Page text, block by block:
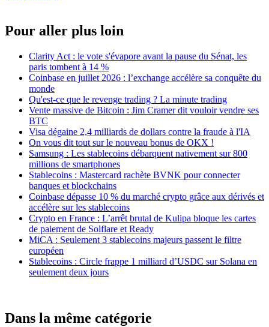
Pour aller plus loin
Clarity Act : le vote s'évapore avant la pause du Sénat, les
paris tombent à 14 %
Coinbase en juillet 2026 : l’exchange accélère sa conquête du
monde
Qu'est-ce que le revenge trading ? La minute trading
Vente massive de Bitcoin : Jim Cramer dit vouloir vendre ses
BTC
Visa dégaine 2,4 milliards de dollars contre la fraude à l'IA
On vous dit tout sur le nouveau bonus de OKX !
Samsung : Les stablecoins débarquent nativement sur 800
millions de smartphones
Stablecoins : Mastercard rachète BVNK pour connecter
banques et blockchains
Coinbase dépasse 10 % du marché crypto grâce aux dérivés et
accélère sur les stablecoins
Crypto en France : L’arrêt brutal de Kulipa bloque les cartes
de paiement de Solflare et Ready
MiCA : Seulement 3 stablecoins majeurs passent le filtre
européen
Stablecoins : Circle frappe 1 milliard d’USDC sur Solana en
seulement deux jours
Dans la même catégorie